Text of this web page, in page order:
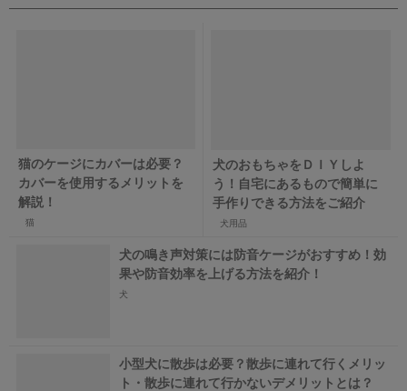
猫のケージにカバーは必要？
カバーを使用するメリットを
解説！
猫
犬のおもちゃをＤＩＹしよ
う！自宅にあるもので簡単に
手作りできる方法をご紹介
犬用品
犬の鳴き声対策には防音ケージがおすすめ！効
果や防音効率を上げる方法を紹介！
犬
小型犬に散歩は必要？散歩に連れて行くメリッ
ト・散歩に連れて行かないデメリットとは？